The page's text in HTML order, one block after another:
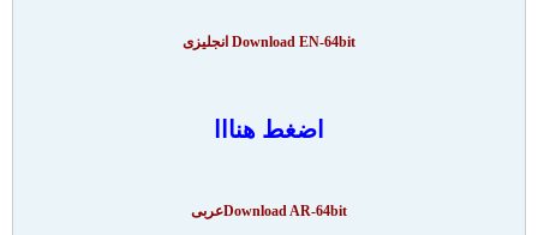
Download EN-64bit انجليزى
اضغط هنااا
Download AR-64bitعربى